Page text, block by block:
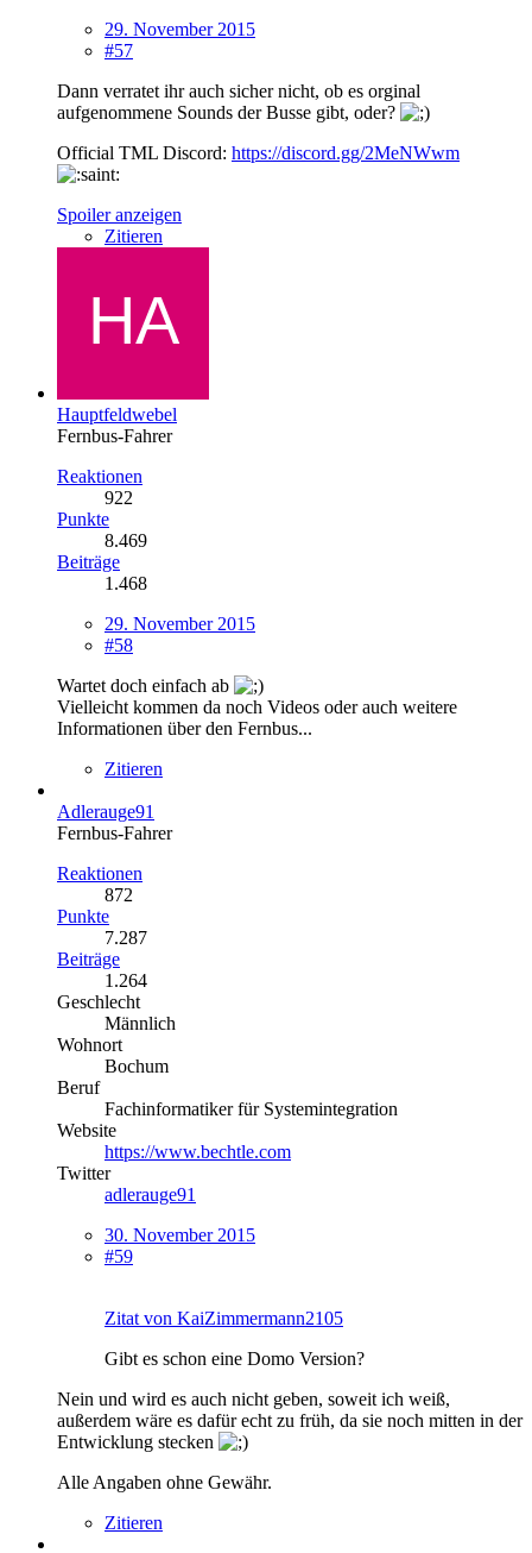
29. November 2015
#57
Dann verratet ihr auch sicher nicht, ob es orginal
aufgenommene Sounds der Busse gibt, oder?
Official TML Discord: https://discord.gg/2MeNWwm
Spoiler anzeigen
Zitieren
Hauptfeldwebel
Fernbus-Fahrer
Reaktionen
922
Punkte
8.469
Beiträge
1.468
29. November 2015
#58
Wartet doch einfach ab
Vielleicht kommen da noch Videos oder auch weitere
Informationen über den Fernbus...
Zitieren
Adlerauge91
Fernbus-Fahrer
Reaktionen
872
Punkte
7.287
Beiträge
1.264
Geschlecht
Männlich
Wohnort
Bochum
Beruf
Fachinformatiker für Systemintegration
Website
https://www.bechtle.com
Twitter
adlerauge91
30. November 2015
#59
Zitat von KaiZimmermann2105
Gibt es schon eine Domo Version?
Nein und wird es auch nicht geben, soweit ich weiß,
außerdem wäre es dafür echt zu früh, da sie noch mitten in der
Entwicklung stecken
Alle Angaben ohne Gewähr.
Zitieren